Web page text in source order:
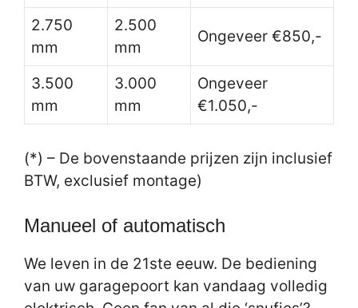
2.750
mm
2.500
mm
Ongeveer €850,-
3.500
mm
3.000
mm
Ongeveer
€1.050,-
(*) – De bovenstaande prijzen zijn inclusief
BTW, exclusief montage)
Manueel of automatisch
We leven in de 21ste eeuw. De bediening
van uw garagepoort kan vandaag volledig